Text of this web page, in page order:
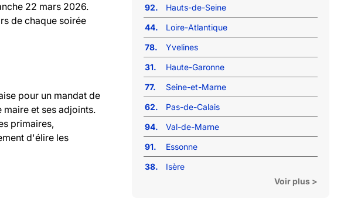
22 mars 2026.
de chaque soirée
pour un mandat de
et ses adjoints.
primaires,
d'élire les
92.
Hauts-de-Seine
44.
Loire-Atlantique
78.
Yvelines
31.
Haute-Garonne
77.
Seine-et-Marne
62.
Pas-de-Calais
94.
Val-de-Marne
91.
Essonne
38.
Isère
Voir plus >